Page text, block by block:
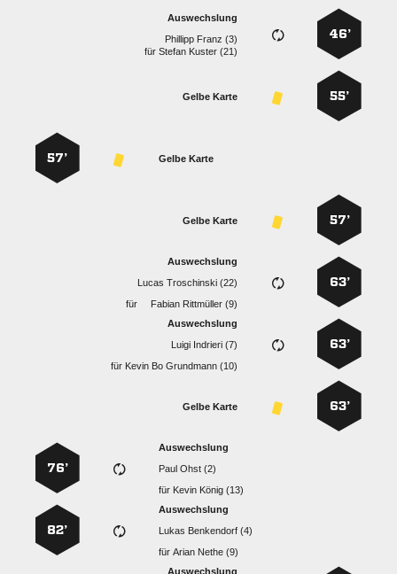
46’
Auswechslung
  
für  
55’
Gelbe Karte
Gelbe Karte
57’
57’
Gelbe Karte
63’
Auswechslung
  
für
  
63’
Auswechslung
  
für    
63’
Gelbe Karte
Auswechslung
  
für   
76’
Auswechslung
  
für  
82’
Auswechslung